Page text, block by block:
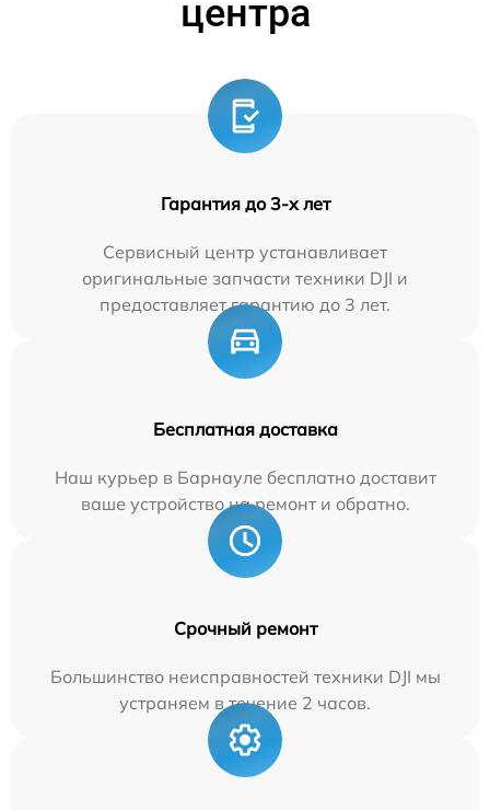
центра
Гарантия до 3-х лет
Сервисный центр устанавливает
оригинальные запчасти техники DJI и
предоставляет гарантию до 3 лет.
Бесплатная доставка
Наш курьер в Барнауле бесплатно доставит
ваше устройство на ремонт и обратно.
Срочный ремонт
Большинство неисправностей техники DJI мы
устраняем в течение 2 часов.